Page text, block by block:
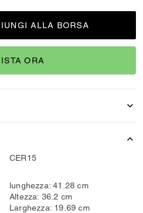
ALLA BORSA
ORA
CER15
lunghezza: 41.28 cm
Altezza: 36.2 cm
Larghezza: 19.69 cm